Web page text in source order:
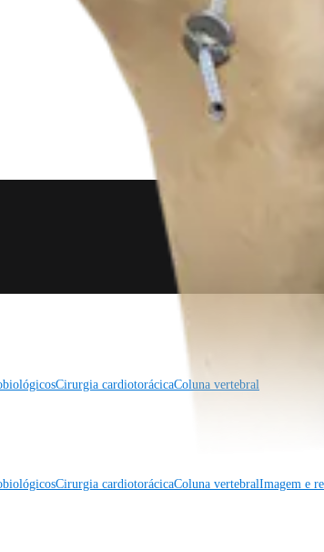
Cirurgia cardiotorácicaColuna vertebral
Cirurgia cardiotorácicaColuna vertebralImagem e